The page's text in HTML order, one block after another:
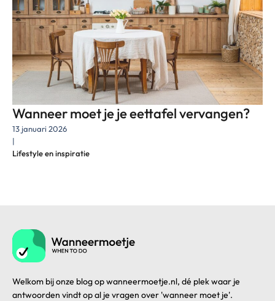
Wanneer moet je je eettafel vervangen?
13 januari 2026
|
Lifestyle en inspiratie
Welkom bij onze blog op wanneermoetje.nl, dé plek waar je
antwoorden vindt op al je vragen over 'wanneer moet je'.